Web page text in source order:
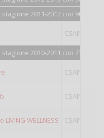
2011-2012 con 904 punti.
CSAIN
2010-2011 con 737
CSAIN
CSAIN
WELLNESS CSAIN